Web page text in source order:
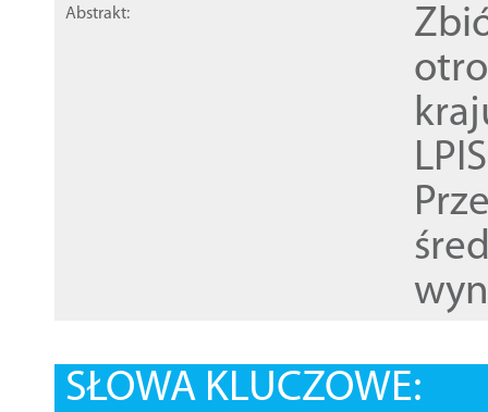
Abstrakt:
SŁOWA KLUCZOWE: